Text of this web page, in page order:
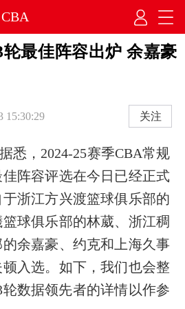
CBA
最佳阵容出炉 余嘉豪
15:30:29 关注
悉，2024-25赛季CBA常规
阵容评选在今日已经正式
浙江方兴渡篮球俱乐部的
球俱乐部的林葳、浙江稠
余嘉豪、约克和上海久事
入选。如下，我们也会整
数据领先者的详情以作参